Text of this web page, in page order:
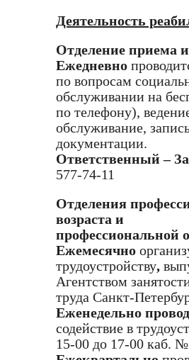
Деятельность
Отделение приема
Ежедневно
по вопросам
обслуживании на
по телефону),
обслуживание,
документации.
Ответственный –
577-74-11
Отделения
возраста и
профессиональной
Ежемесячно
трудоустройству,
Агентством
труда Санкт-
Еженедельно
содействие в
15-00 до 17-00 каб.